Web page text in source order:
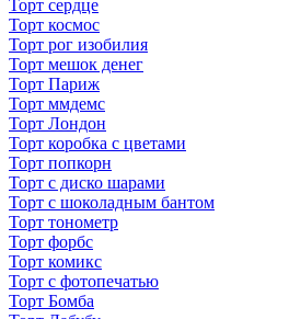
Торт сердце
Торт космос
Торт рог изобилия
Торт мешок денег
Торт Париж
Торт ммдемс
Торт Лондон
Торт коробка с цветами
Торт попкорн
Торт с диско шарами
Торт с шоколадным бантом
Торт тонометр
Торт форбс
Торт комикс
Торт с фотопечатью
Торт Бомба